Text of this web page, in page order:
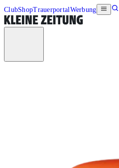
ClubShopTrauerportalWerbung